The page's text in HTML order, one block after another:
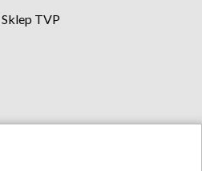
Sklep TVP